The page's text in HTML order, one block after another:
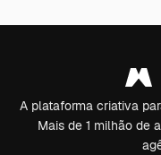
A plataforma criativa
Mais de 1 milhão de